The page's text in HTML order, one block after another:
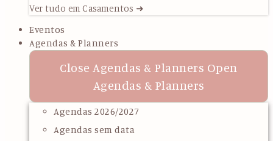
Ver tudo em Casamentos ➜
Eventos
Agendas & Planners
Close Agendas & Planners Open
Agendas & Planners
Agendas 2026/2027
Agendas sem data